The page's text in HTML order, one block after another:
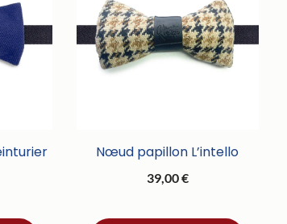
Nœud papillon L’intello
39,00€